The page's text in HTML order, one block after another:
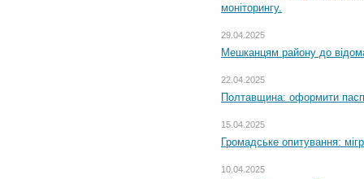
моніторингу.
29.04.2025
Мешканцям району до
22.04.2025
Полтавщина: оформити
15.04.2025
Громадське опитування:
10.04.2025